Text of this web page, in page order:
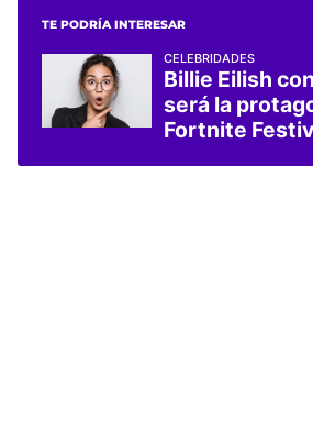
TE PODRÍA INTERESAR
CELEBRIDADES
Billie Eilish
será la
Fortnite